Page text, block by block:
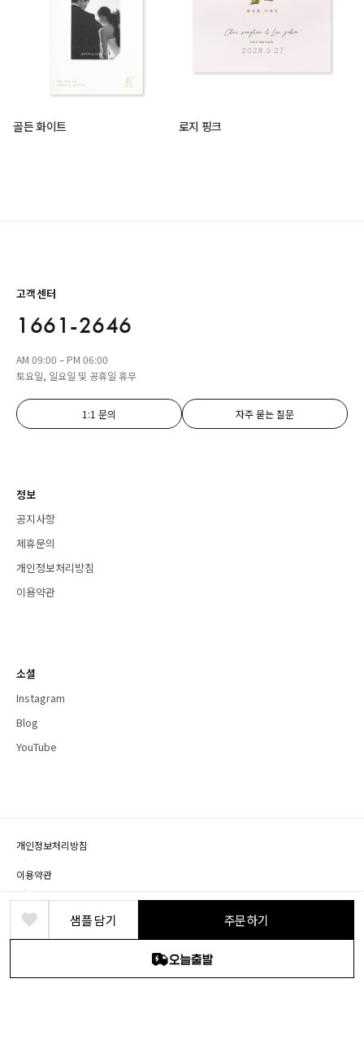
샘플 담기 주문하기
골든 화이트 로지 핑크
고객센터
1661-2646
AM 09:00 – PM 06:00
토요일, 일요일 및 공휴일 휴무
1:1 문의 자주 묻는 질문
정보
공지사항
제휴문의
개인정보처리방침
이용약관
소셜
Instagram
Blog
YouTube
개인정보처리방침
·
이용약관
·
제휴문의
상호명: (주) 바른디자인 · 대표: 박정식 · 개인정보책임자: 박영혁
사업장 소재지: 경기도 파주시 회동길 219, B1층(문발동)
사업자등록번호: 104-86-18524 · 통신판매번호: 2018-경기파주-0076 · 유선전화: 1661-
2646